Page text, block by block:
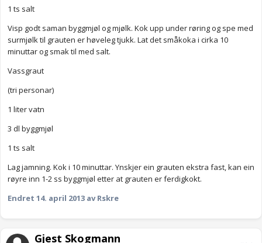
1 ts salt
Visp godt saman byggmjøl og mjølk. Kok upp under røring og spe med
surmjølk til grauten er høveleg tjukk. Lat det småkoka i cirka 10
minuttar og smak til med salt.
Vassgraut
(tri personar)
1 liter vatn
3 dl byggmjøl
1 ts salt
Lag jamning. Kok i 10 minuttar. Ynskjer ein grauten ekstra fast, kan ein
røyre inn 1-2 ss byggmjøl etter at grauten er ferdigkokt.
Endret 14. april 2013 av Rskre
Gjest Skogmann